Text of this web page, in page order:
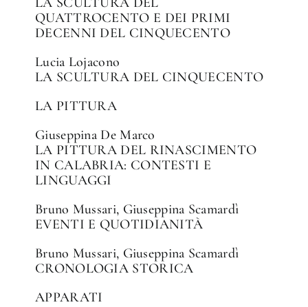
QUATTROCENTO E DEI PRIMI
DECENNI DEL CINQUECENTO
Lucia Lojacono
LA SCULTURA DEL CINQUECENTO
LA PITTURA
Giuseppina De Marco
LA PITTURA DEL RINASCIMENTO
IN CALABRIA: CONTESTI E
LINGUAGGI
Bruno Mussari, Giuseppina Scamardì
EVENTI E QUOTIDIANITÀ
Bruno Mussari, Giuseppina Scamardì
CRONOLOGIA STORICA
APPARATI